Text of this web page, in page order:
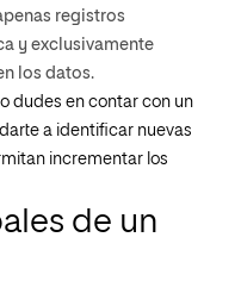
registros
y exclusivamente
los datos.
dudes en contar con un
a identificar nuevas
incrementar los
de un